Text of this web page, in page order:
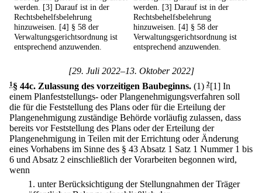
werden. [3] Darauf ist in der
Rechtsbehelfsbelehrung
hinzuweisen. [4] § 58 der
Verwaltungsgerichtsordnung ist
entsprechend anzuwenden.
werden. [3] Darauf ist in der
Rechtsbehelfsbelehrung
hinzuweisen. [4] § 58 der
Verwaltungsgerichtsordnung ist
entsprechend anzuwenden.
[29. Juli 2022–13. Oktober 2022]
1§ 44c. Zulassung des vorzeitigen Baubeginns. (1) 2[1] In
einem Planfeststellungs- oder Plangenehmigungsverfahren soll
die für die Feststellung des Plans oder für die Erteilung der
Plangenehmigung zuständige Behörde vorläufig zulassen, dass
bereits vor Feststellung des Plans oder der Erteilung der
Plangenehmigung in Teilen mit der Errichtung oder Änderung
eines Vorhabens im Sinne des § 43 Absatz 1 Satz 1 Nummer 1 bis
6 und Absatz 2 einschließlich der Vorarbeiten begonnen wird,
wenn
1. unter Berücksichtigung der Stellungnahmen der Träger